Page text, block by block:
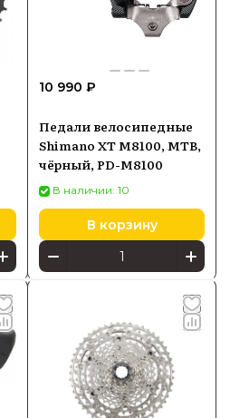
10 990 ₽
Педали велосипедные
Shimano XT M8100, MTB,
чёрный, PD-M8100
В наличии: 10
В корзину